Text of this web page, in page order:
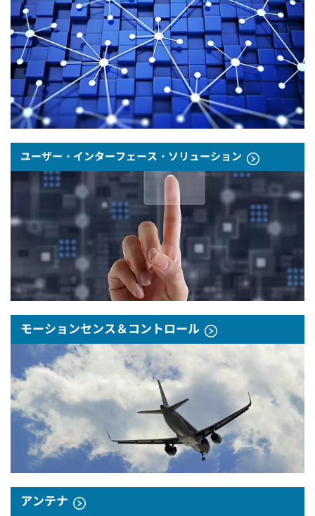
ユーザー・インターフェース・ソリューション
モーションセンス＆コントロール
アンテナ